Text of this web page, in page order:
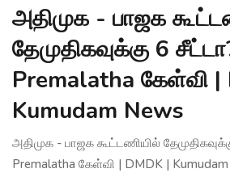
அதிமுக - பாஜக
தேமுதிகவுக்கு 6
Premalatha கேள்வி |
Kumudam News
அதிமுக - பாஜக கூட்டணியில்
Premalatha கேள்வி | DMDK |